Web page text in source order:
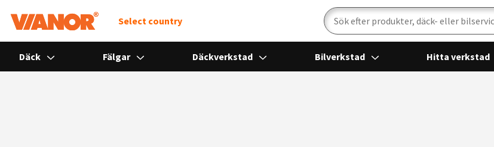
Select country
Däck Fälgar Däckverkstad Bilverkstad Hitta verkstad